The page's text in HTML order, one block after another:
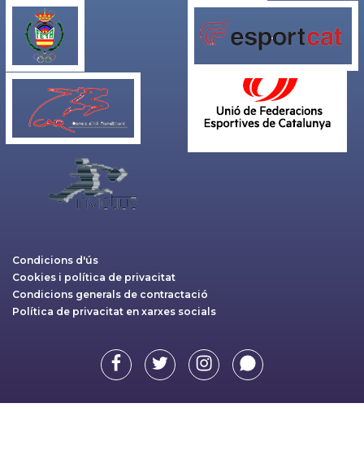
Condicions d'ús
Cookies i política de privacitat
Condicions generals de contractació
Política de privacitat en xarxes socials
FacebookTwitter InstagramWhatsapp